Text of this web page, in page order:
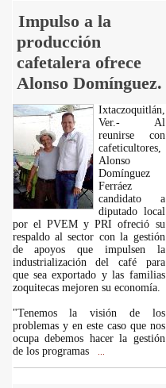
Impulso a la
producción
cafetalera ofrece
Alonso Domínguez.
Ixtaczoquitlán,
Ver.- Al
reunirse con
cafeticultores,
Alonso
Domínguez
Ferráez
candidato a
diputado local
por el PVEM y PRI ofreció su
respaldo al sector con la gestión
de apoyos que impulsen la
industrialización del café para
que sea exportado y las familias
zoquitecas mejoren su economía.
"Tenemos la visión de los
problemas y en este caso que nos
ocupa debemos hacer la gestión
de los programas